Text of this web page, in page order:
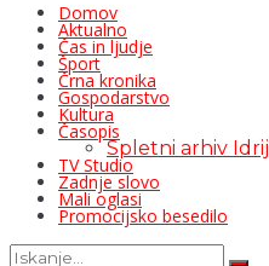
Domov
Aktualno
Čas in ljudje
Šport
Črna kronika
Gospodarstvo
Kultura
Časopis
Spletni arhiv
TV Studio
Zadnje slovo
Mali oglasi
Promocijsko besedilo